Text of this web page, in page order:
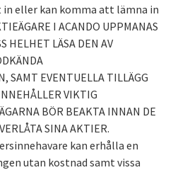
in eller kan komma att lämna in
I ACANDO UPPMANAS
HELHET LÄSA DEN AV
SAMT EVENTUELLA TILLÄGG
VIKTIG
BÖR BEAKTA INNAN DE
SINA AKTIER.
kan erhålla en
utan kostnad samt vissa